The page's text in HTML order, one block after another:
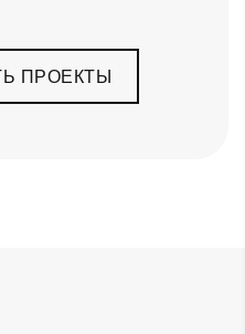
ПРОЕКТЫ